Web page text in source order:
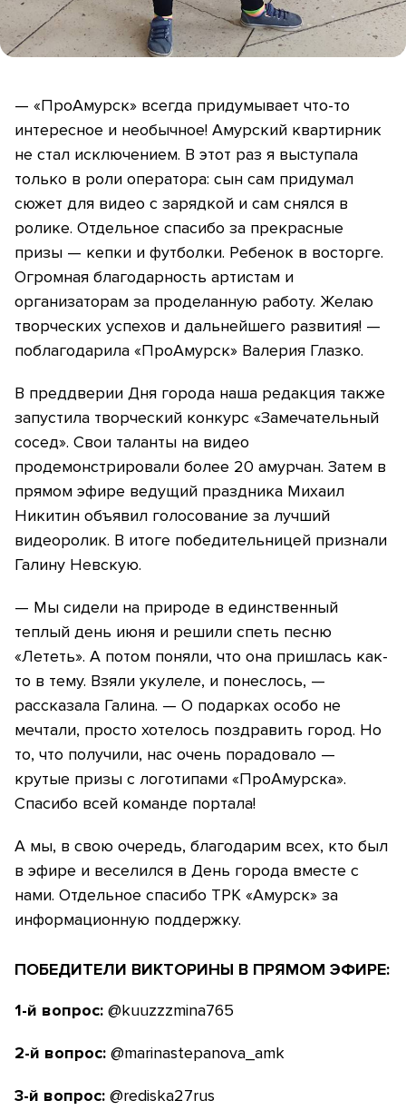
— «ПроАмурск» всегда придумывает что-то
интересное и необычное! Амурский квартирник
не стал исключением. В этот раз я выступала
только в роли оператора: сын сам придумал
сюжет для видео с зарядкой и сам снялся в
ролике. Отдельное спасибо за прекрасные
призы — кепки и футболки. Ребенок в восторге.
Огромная благодарность артистам и
организаторам за проделанную работу. Желаю
творческих успехов и дальнейшего развития! —
поблагодарила «ПроАмурск» Валерия Глазко.
В преддверии Дня города наша редакция также
запустила творческий конкурс «Замечательный
сосед». Свои таланты на видео
продемонстрировали более 20 амурчан. Затем в
прямом эфире ведущий праздника Михаил
Никитин объявил голосование за лучший
видеоролик. В итоге победительницей признали
Галину Невскую.
— Мы сидели на природе в единственный
теплый день июня и решили спеть песню
«Лететь». А потом поняли, что она пришлась как-
то в тему. Взяли укулеле, и понеслось, —
рассказала Галина. — О подарках особо не
мечтали, просто хотелось поздравить город. Но
то, что получили, нас очень порадовало —
крутые призы с логотипами «ПроАмурска».
Спасибо всей команде портала!
А мы, в свою очередь, благодарим всех, кто был
в эфире и веселился в День города вместе с
нами. Отдельное спасибо ТРК «Амурск» за
информационную поддержку.
ПОБЕДИТЕЛИ ВИКТОРИНЫ В ПРЯМОМ ЭФИРЕ:
1-й вопрос: @kuuzzzmina765
2-й вопрос: @marinastepanova_amk
3-й вопрос: @rediska27rus